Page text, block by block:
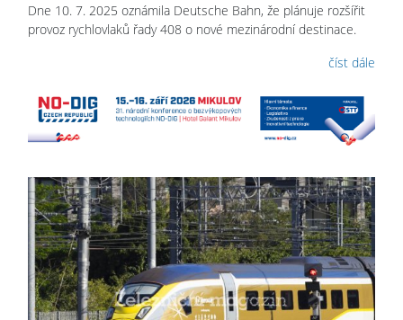
Dne 10. 7. 2025 oznámila Deutsche Bahn, že plánuje rozšířit
provoz rychlovlaků řady 408 o nové mezinárodní destinace.
číst dále